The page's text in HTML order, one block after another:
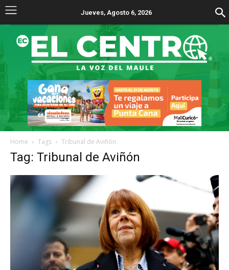
Jueves, Agosto 6, 2026
Home Tags Tribunal de Aviñón
Tag: Tribunal de Aviñón